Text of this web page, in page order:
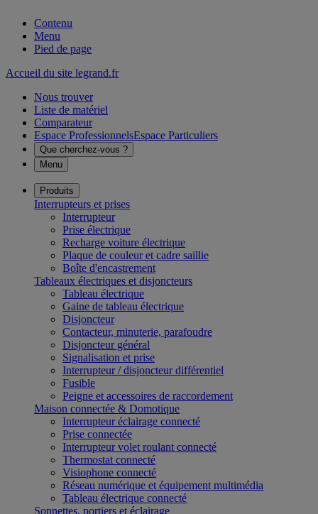
Contenu
Menu
Pied de page
Accueil du site legrand.fr
Nous trouver
Liste de matériel
Comparateur
Espace ProfessionnelsEspace Particuliers
Que cherchez-vous ?
Menu
Produits
Interrupteurs et prises
Interrupteur
Prise électrique
Recharge voiture électrique
Plaque de couleur et cadre saillie
Boîte d'encastrement
Tableaux électriques et disjoncteurs
Tableau électrique
Gaine de tableau électrique
Disjoncteur
Contacteur, minuterie, parafoudre
Disjoncteur général
Signalisation et prise
Interrupteur / disjoncteur différentiel
Fusible
Peigne et accessoires de raccordement
Maison connectée & Domotique
Interrupteur éclairage connecté
Prise connectée
Interrupteur volet roulant connecté
Thermostat connecté
Visiophone connecté
Réseau numérique et équipement multimédia
Tableau électrique connecté
Sonnettes, portiers et éclairage